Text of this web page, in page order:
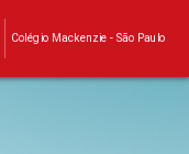
Colégio Mackenzie - São Paulo